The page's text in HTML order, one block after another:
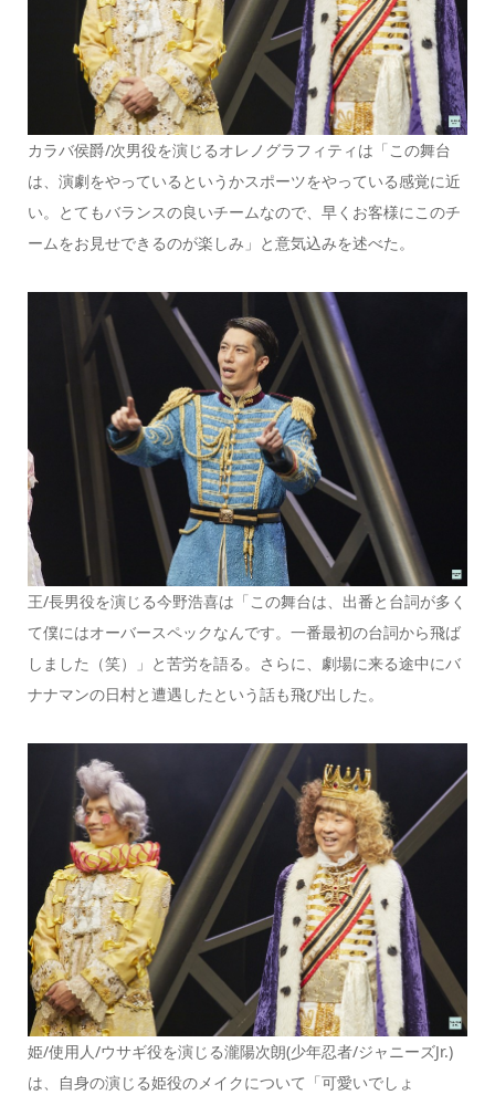
カラバ侯爵/次男役を演じるオレノグラフィティは「この舞台
は、演劇をやっているというかスポーツをやっている感覚に近
い。とてもバランスの良いチームなので、早くお客様にこのチ
ームをお見せできるのが楽しみ」と意気込みを述べた。
王/長男役を演じる今野浩喜は「この舞台は、出番と台詞が多く
て僕にはオーバースペックなんです。一番最初の台詞から飛ば
しました（笑）」と苦労を語る。さらに、劇場に来る途中にバ
ナナマンの日村と遭遇したという話も飛び出した。
姫/使用人/ウサギ役を演じる瀧陽次朗(少年忍者/ジャニーズJr.)
は、自身の演じる姫役のメイクについて「可愛いでしょ